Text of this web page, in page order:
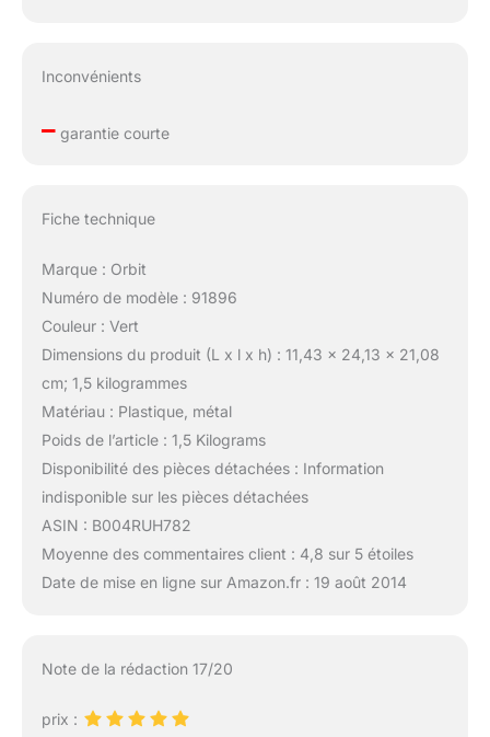
Inconvénients
–garantie courte
Fiche technique
Marque : Orbit
Numéro de modèle : 91896
Couleur : Vert
Dimensions du produit (L x l x h) : 11,43 x 24,13 x 21,08
cm; 1,5 kilogrammes
Matériau : Plastique, métal
Poids de l’article : 1,5 Kilograms
Disponibilité des pièces détachées : Information
indisponible sur les pièces détachées
ASIN : B004RUH782
Moyenne des commentaires client : 4,8 sur 5 étoiles
Date de mise en ligne sur Amazon.fr : 19 août 2014
Note de la rédaction 17/20
prix :